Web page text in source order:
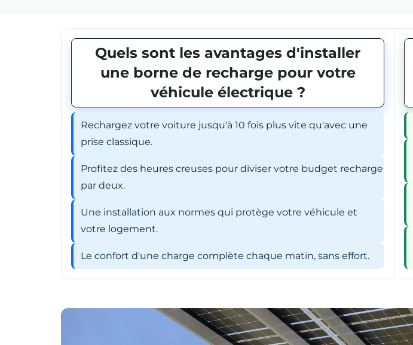
Quels sont les avantages d'installer
une borne de recharge pour votre
véhicule électrique ?
Rechargez votre voiture jusqu'à 10 fois plus vite qu'avec une
prise classique.
Profitez des heures creuses pour diviser votre budget recharge
par deux.
Une installation aux normes qui protège votre véhicule et
votre logement.
Le confort d'une charge complète chaque matin, sans effort.